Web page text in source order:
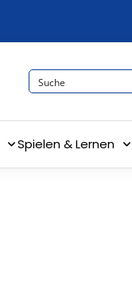
Spielen & Lernen